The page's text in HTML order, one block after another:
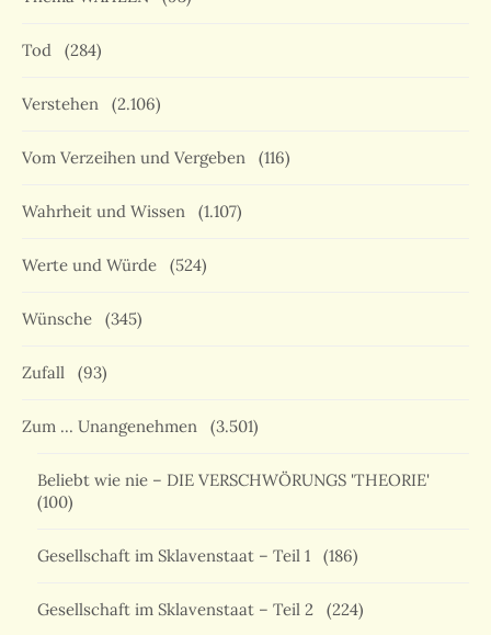
Tod (284)
Verstehen (2.106)
Vom Verzeihen und Vergeben (116)
Wahrheit und Wissen (1.107)
Werte und Würde (524)
Wünsche (345)
Zufall (93)
Zum … Unangenehmen (3.501)
Beliebt wie nie – DIE VERSCHWÖRUNGS 'THEORIE'
(100)
Gesellschaft im Sklavenstaat – Teil 1 (186)
Gesellschaft im Sklavenstaat – Teil 2 (224)